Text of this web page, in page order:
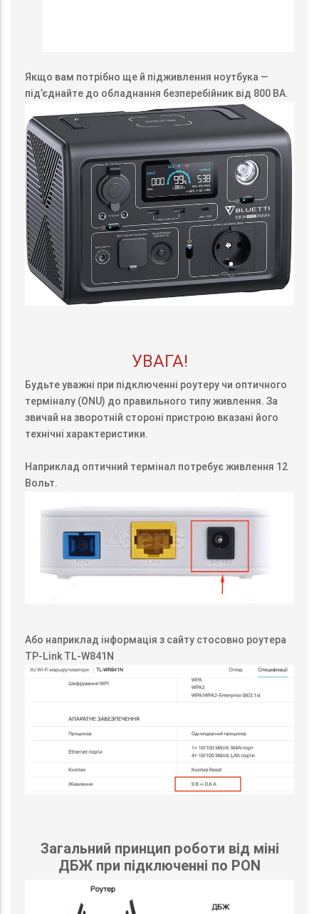
Якщо вам потрібно ще й підживлення ноутбука —
під’єднайте до обладнання безперебійник від 800 ВА.
УВАГА!
Будьте уважні при підключенні роутеру чи оптичного
терміналу (ONU) до правильного типу живлення. За
звичай на зворотній стороні пристрою вказані його
технічні характеристики.
Наприклад оптичний термінал потребує живлення 12
Вольт.
Або наприклад інформація з сайту стосовно роутера
TP-Link TL-W841N
Загальний принцип роботи від міні
ДБЖ при підключенні по PON